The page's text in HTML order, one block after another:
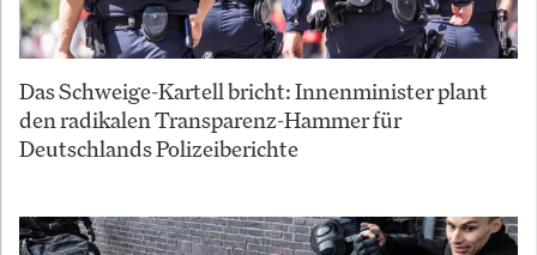
Das Schweige-Kartell bricht: Innenminister plant
den radikalen Transparenz-Hammer für
Deutschlands Polizeiberichte